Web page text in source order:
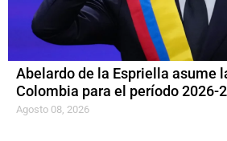
Abelardo de la Espriella asume
Colombia para el período 2026-
Agosto 08, 2026